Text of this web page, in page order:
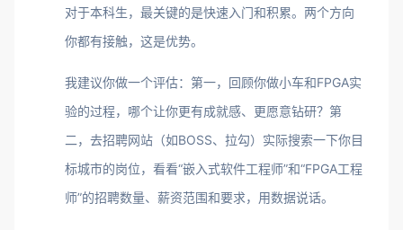
对于本科生，最关键的是快速入门和积累。两个方向
你都有接触，这是优势。
我建议你做一个评估：第一，回顾你做小车和FPGA实
验的过程，哪个让你更有成就感、更愿意钻研？第
二，去招聘网站（如BOSS、拉勾）实际搜索一下你目
标城市的岗位，看看“嵌入式软件工程师”和“FPGA工程
师”的招聘数量、薪资范围和要求，用数据说话。